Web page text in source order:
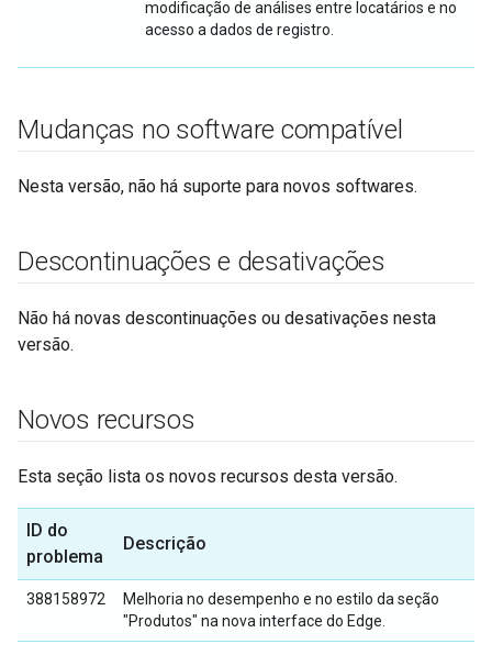
modificação de análises entre locatários e no
acesso a dados de registro.
Mudanças no software compatível
Nesta versão, não há suporte para novos softwares.
Descontinuações e desativações
Não há novas descontinuações ou desativações nesta
versão.
Novos recursos
Esta seção lista os novos recursos desta versão.
ID do
problema
Descrição
388158972
Melhoria no desempenho e no estilo da seção
"Produtos" na nova interface do Edge.